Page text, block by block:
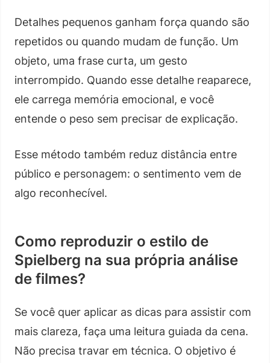
Detalhes pequenos ganham força quando são
repetidos ou quando mudam de função. Um
objeto, uma frase curta, um gesto
interrompido. Quando esse detalhe reaparece,
ele carrega memória emocional, e você
entende o peso sem precisar de explicação.
Esse método também reduz distância entre
público e personagem: o sentimento vem de
algo reconhecível.
Como reproduzir o estilo de
Spielberg na sua própria análise
de filmes?
Se você quer aplicar as dicas para assistir com
mais clareza, faça uma leitura guiada da cena.
Não precisa travar em técnica. O objetivo é